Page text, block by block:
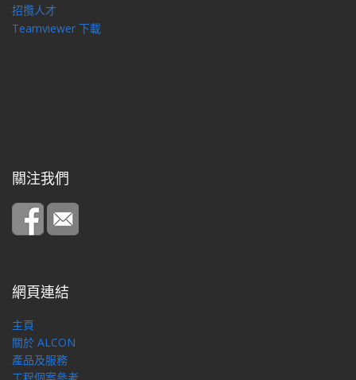
招攬人才
Teamviewer 下載
關注我們
網頁連結
主頁
關於 ALCON
產品及服務